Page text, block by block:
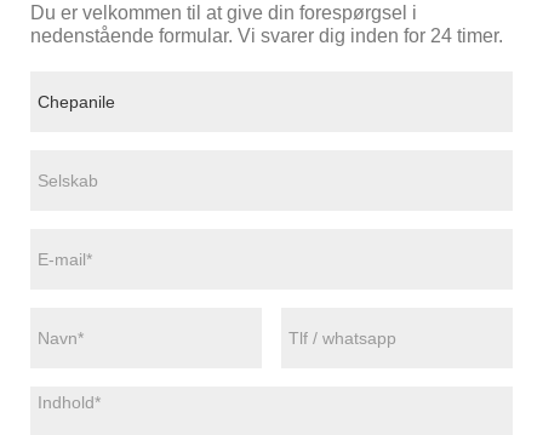
Du er velkommen til at give din forespørgsel i
nedenstående formular. Vi svarer dig inden for 24 timer.